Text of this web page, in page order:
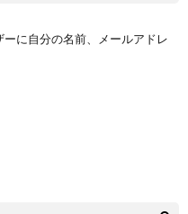
に自分の名前、メールアドレ